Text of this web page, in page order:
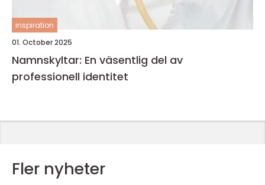
inspiration
01. October 2025
Namnskyltar: En väsentlig del av
professionell identitet
Fler nyheter